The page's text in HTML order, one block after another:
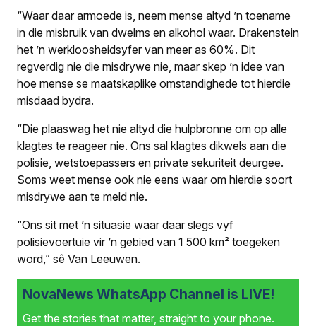
“Waar daar armoede is, neem mense altyd ’n toename
in die misbruik van dwelms en alkohol waar. Drakenstein
het ’n werkloosheidsyfer van meer as 60%. Dit
regverdig nie die misdrywe nie, maar skep ’n idee van
hoe mense se maatskaplike omstandighede tot hierdie
misdaad bydra.
“Die plaaswag het nie altyd die hulpbronne om op alle
klagtes te reageer nie. Ons sal klagtes dikwels aan die
polisie, wetstoepassers en private sekuriteit deurgee.
Soms weet mense ook nie eens waar om hierdie soort
misdrywe aan te meld nie.
“Ons sit met ’n situasie waar daar slegs vyf
polisievoertuie vir ’n gebied van 1 500 km² toegeken
word,” sê Van Leeuwen.
NovaNews WhatsApp Channel is LIVE!
Get the stories that matter, straight to your phone.